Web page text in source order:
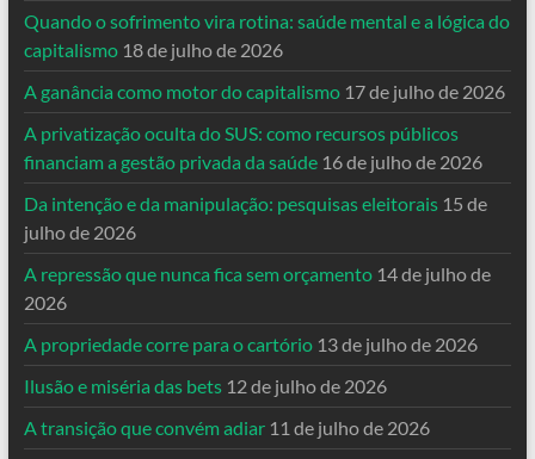
Quando o sofrimento vira rotina: saúde mental e a lógica do
capitalismo 18 de julho de 2026
A ganância como motor do capitalismo 17 de julho de 2026
A privatização oculta do SUS: como recursos públicos
financiam a gestão privada da saúde 16 de julho de 2026
Da intenção e da manipulação: pesquisas eleitorais 15 de
julho de 2026
A repressão que nunca fica sem orçamento 14 de julho de
2026
A propriedade corre para o cartório 13 de julho de 2026
Ilusão e miséria das bets 12 de julho de 2026
A transição que convém adiar 11 de julho de 2026